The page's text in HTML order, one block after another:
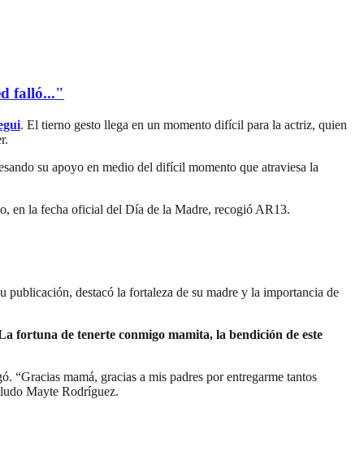
falló..."
. El tierno gesto llega en un momento difícil para la actriz, quien
su apoyo en medio del difícil momento que atraviesa la
en la fecha oficial del Día de la Madre, recogió AR13.
destacó la fortaleza de su madre y la importancia de
fortuna de tenerte conmigo mamita, la bendición de este
“Gracias mamá, gracias a mis padres por entregarme tantos
Mayte Rodríguez.